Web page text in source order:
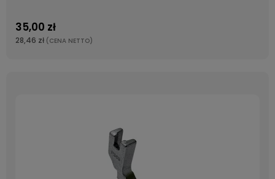
35,00 zł
28,46 zł (CENA NETTO)